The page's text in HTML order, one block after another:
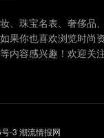
、珠宝名表、奢侈品
果你也喜欢浏览时尚
内容感兴趣！欢迎关
-3 潮流情报网